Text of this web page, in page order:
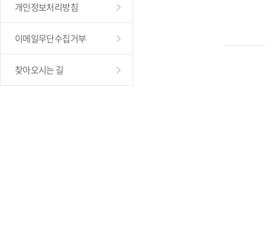
개인정보처리방침
이메일무단수집거부
찾아오시는 길